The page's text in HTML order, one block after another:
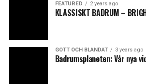
FEATURED 2 years ago
KLASSISKT BADRUM –
GOTT OCH BLANDAT 3 years ago
Badrumsplaneten: Vår nya